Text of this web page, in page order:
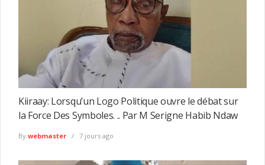
Kiiraay: Lorsqu’un Logo Politique ouvre le débat sur
la Force Des Symboles. .. Par M Serigne Habib Ndaw
By webmaster 7 jours ago